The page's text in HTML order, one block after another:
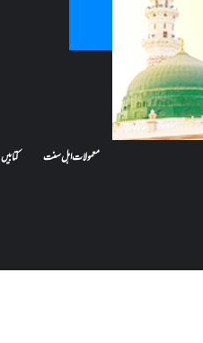
معمولات اہل سنت کتابیں